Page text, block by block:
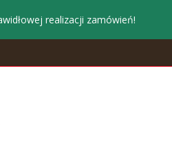
realizacji zamówień!